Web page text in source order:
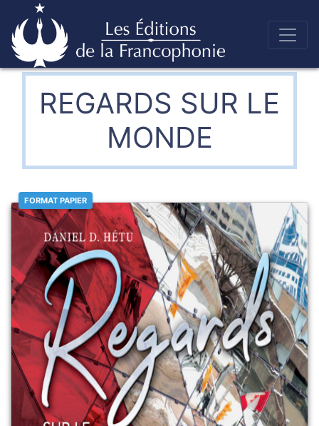
Skip
to Éditions de la francophonie
REGARDS SUR LE
MONDE
FORMAT PAPIER